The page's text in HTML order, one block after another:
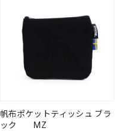
帆布ポケットティッシュ ブラ
ック MZ